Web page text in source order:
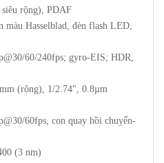
rộng), PDAF
Hasselblad, đèn flash LED,
60/240fps; gyro-EIS; HDR,
(rộng), 1/2.74", 0.8µm
60fps, con quay hồi chuyển-
(3 nm)